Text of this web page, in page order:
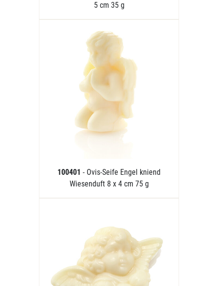
5 cm 35 g
100401 - Ovis-Seife Engel kniend
Wiesenduft 8 x 4 cm 75 g